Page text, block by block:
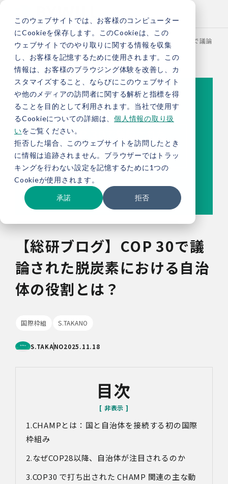
このウェブサイトでは、お客様のコンピューター
にCookieを保存します。このCookieは、この
ウェブサイトでのやり取りに関する情報を収集
し、お客様を記憶するために使用されます。この
情報は、お客様のブラウジング体験を改善し、カ
スタマイズすること、ならびにこのウェブサイト
や他のメディアの訪問者に関する解析と指標を得
ることを目的として利用されます。当社で使用す
るCookieについての詳細は、 個人情報の取り扱
いをご覧ください。
拒否した場合、このウェブサイトを訪問したとき
に情報は追跡されません。ブラウザーではトラッ
キングを行わない設定を記憶するために1つの
Cookieが使用されます。
承諾 拒否
TOP お役立ち情報 ブログ 【総研ブログ】COP 30で議論さ
【総研ブログ】COP 30で議
論された脱炭素における自治
体の役割とは？
国際枠組 S.TAKANO
S.TAKANO2025.11.18
目次
CHAMPとは：国と自治体を接続する初の国際
枠組み
なぜCOP28以降、自治体が注目されるのか
COP30 で打ち出された CHAMP 関連の主な動